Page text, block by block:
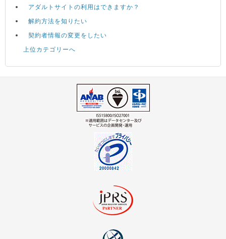
アダルトサイトの利用はできますか？
解約方法を知りたい
契約者情報の変更をしたい
上位カテゴリーへ